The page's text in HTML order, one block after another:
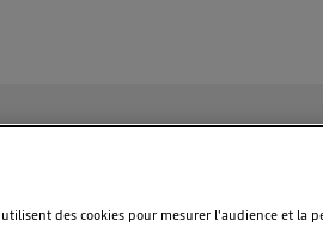
utilisent des cookies pour mesurer l'audience et la